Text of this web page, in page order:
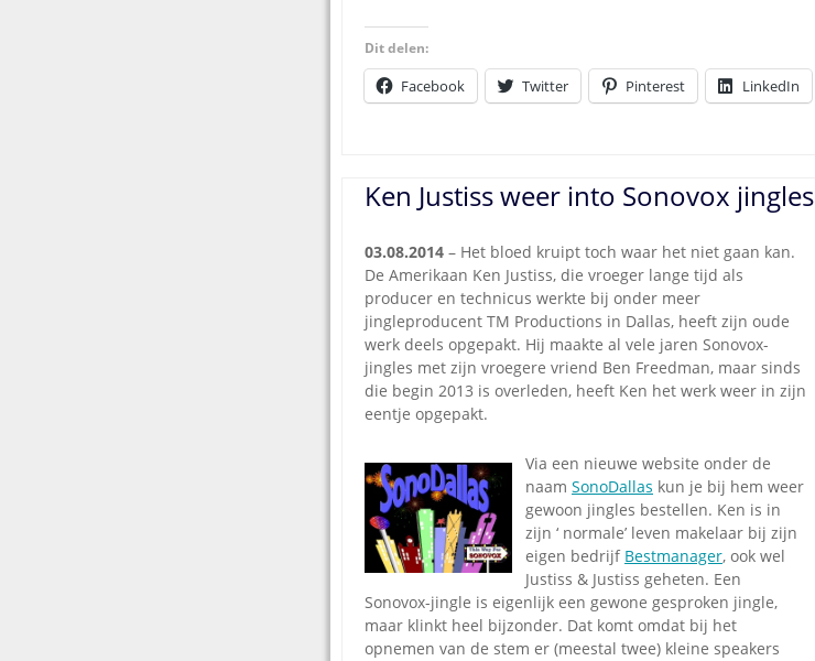
Dit delen:
Facebook Twitter Pinterest LinkedIn
Ken Justiss weer into Sonovox jingles
03.08.2014 – Het bloed kruipt toch waar het niet gaan kan.
De Amerikaan Ken Justiss, die vroeger lange tijd als
producer en technicus werkte bij onder meer
jingleproducent TM Productions in Dallas, heeft zijn oude
werk deels opgepakt. Hij maakte al vele jaren Sonovox-
jingles met zijn vroegere vriend Ben Freedman, maar sinds
die begin 2013 is overleden, heeft Ken het werk weer in zijn
eentje opgepakt.
Via een nieuwe website onder de
naam SonoDallas kun je bij hem weer
gewoon jingles bestellen. Ken is in
zijn ‘ normale’ leven makelaar bij zijn
eigen bedrijf Bestmanager, ook wel
Justiss & Justiss geheten. Een
Sonovox-jingle is eigenlijk een gewone gesproken jingle,
maar klinkt heel bijzonder. Dat komt omdat bij het
opnemen van de stem er (meestal twee) kleine speakers